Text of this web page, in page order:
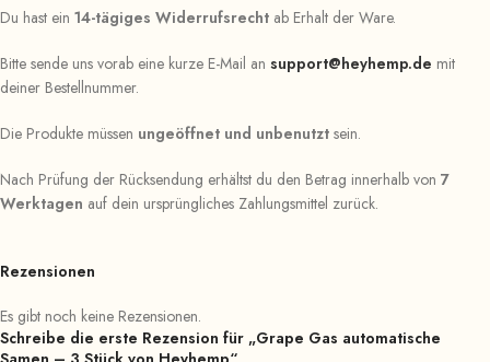
Du hast ein 14-tägiges Widerrufsrecht ab Erhalt der Ware.
Bitte sende uns vorab eine kurze E-Mail an support@heyhemp.de mit
deiner Bestellnummer.
Die Produkte müssen ungeöffnet und unbenutzt sein.
Nach Prüfung der Rücksendung erhältst du den Betrag innerhalb von 7
Werktagen auf dein ursprüngliches Zahlungsmittel zurück.
Rezensionen
Es gibt noch keine Rezensionen.
Schreibe die erste Rezension für „Grape Gas automatische